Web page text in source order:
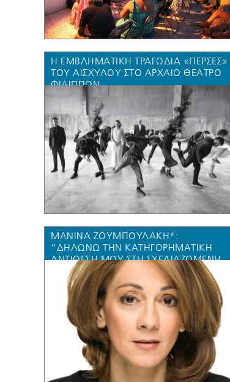
Η ΕΜΒΛΗΜΑΤΙΚΉ ΤΡΑΓΩΔΊΑ «ΠΕΡΣΕΣ»
ΤΟΥ ΑΙΣΧΎΛΟΥ ΣΤΟ ΑΡΧΑΊΟ ΘΈΑΤΡΟ
ΦΙΛΊΠΠΩΝ
ΜΑΝΙΝΑ ΖΟΥΜΠΟΥΛΑΚΗ*:
“ΔΗΛΏΝΩ ΤΗΝ ΚΑΤΗΓΟΡΗΜΑΤΙΚΉ
ΑΝΤΊΘΕΣΉ ΜΟΥ ΣΤΗ ΣΧΕΔΙΑΖΌΜΕΝΗ
ΑΠΟΘΉΚΕΥΣΗ CO2 ΣΤΟΝ ΠΡΊΝΟ, ΣΤΟ
ΘΑΛΆΣΣΙΟ ΠΕΡΙΒΆΛΛΟΝ ΜΕΤΑΞΎ ΤΗΣ
ΓΑΛΆΖΙΑΣ ΠΟΛΙΤΕΊΑΣ ΜΑΣ, ΤΗΣ
ΚΑΒΆΛΑΣ ΚΑΙ ΤΟΥ ΣΜΑΡΑΓΔΈΝΙΟΥ
ΝΗΣΙΟΎ ΜΑΣ, ΤΗΣ ΘΆΣΟΥ”